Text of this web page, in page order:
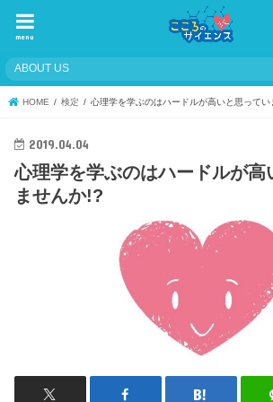
menu
ABOUT US
HOME 検定 心理学を学ぶのはハードルが高いと思ってい
2019.04.04
心理学を学ぶのはハードルが高
ませんか!?